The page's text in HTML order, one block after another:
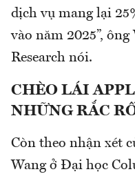
dịch vụ mang lại
vào năm 2025”,
Research nói.
CHÈO LÁI
NHỮNG RẮC
Còn theo nhận xét
Wang ở Đại học